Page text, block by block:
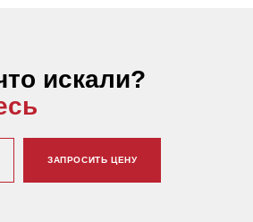
искали?
ЗАПРОСИТЬ ЦЕНУ